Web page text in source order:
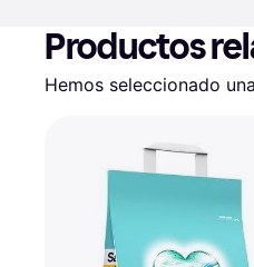
Productos
Hemos seleccionado